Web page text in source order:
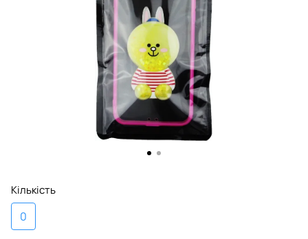
Кількість
0